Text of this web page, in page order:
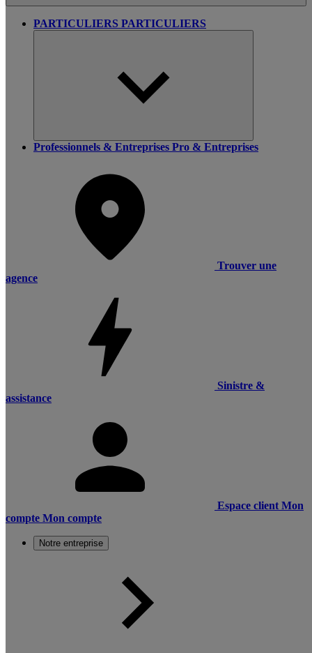
PARTICULIERS PARTICULIERS
Professionnels & Entreprises Pro & Entreprises
Trouver une
agence
Sinistre &
assistance
Espace client Mon
compte Mon compte
Notre entreprise